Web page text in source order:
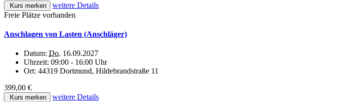
Kurs merken
weitere Details
Freie Plätze vorhanden
Anschlagen von Lasten (Anschläger)
Datum: Do. 16.09.2027
Uhrzeit: 09:00 - 16:00 Uhr
Ort: 44319 Dortmund, Hildebrandstraße 11
399,00 €
Kurs merken
weitere Details